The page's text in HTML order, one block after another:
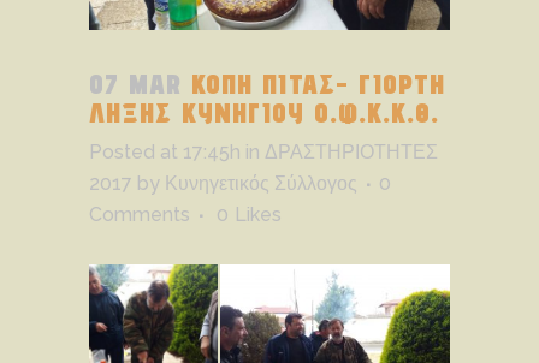
07 MAR ΚΟΠΗ ΠΙΤΑΣ- ΓΙΟΡΤΗ
ΛΗΞΗΣ ΚΥΝΗΓΙΟΥ Ο.Φ.Κ.Κ.Θ.
Posted at 17:45h in ΔΡΑΣΤΗΡΙΟΤΗΤΕΣ
2017 by Κυνηγετικός Σύλλογος
0
Comments
0 Likes